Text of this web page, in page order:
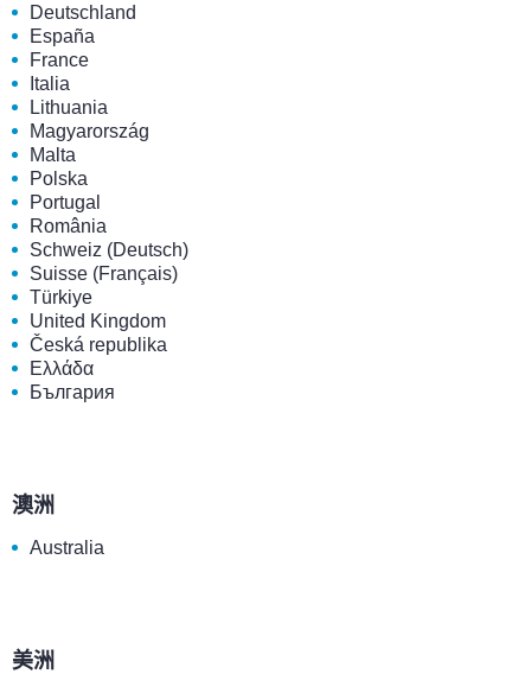
Deutschland
España
France
Italia
Lithuania
Magyarország
Malta
Polska
Portugal
România
Schweiz (Deutsch)
Suisse (Français)
Türkiye
United Kingdom
Česká republika
Ελλάδα
България
澳洲
Australia
美洲